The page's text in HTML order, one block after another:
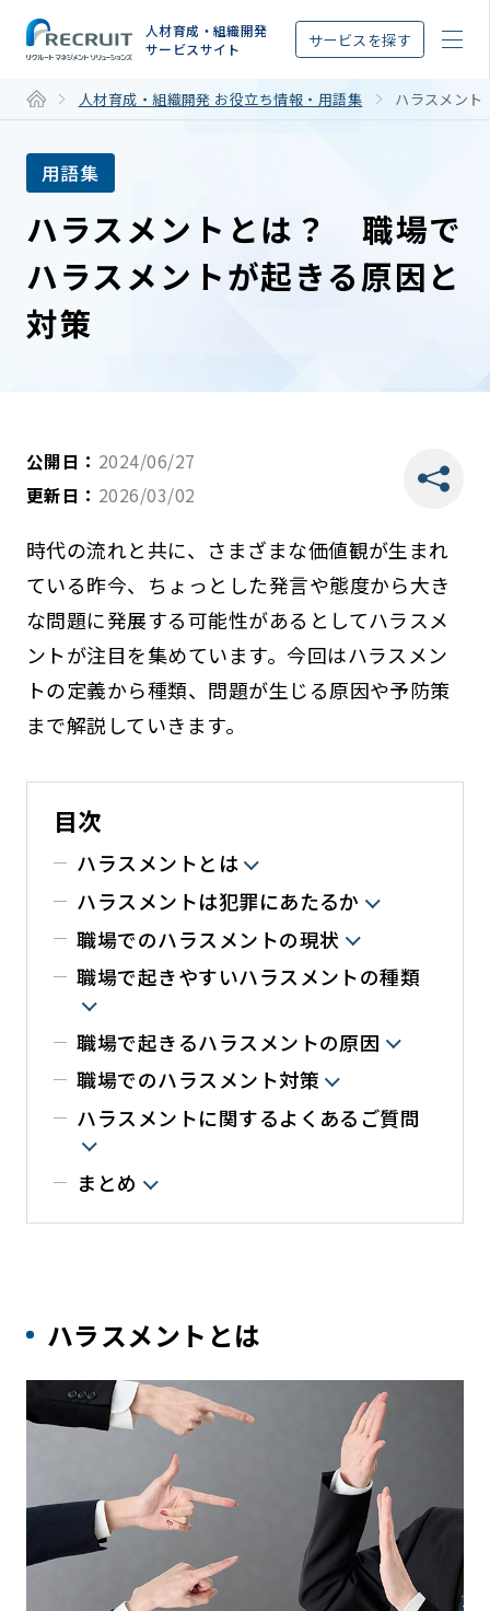
人材育成・組織開発
サービスサイト
サービスを探す
人材育成・組織開発 お役立ち情報・用語集 ハラスメント
用語集
ハラスメントとは？ 職場で
ハラスメントが起きる原因と
対策
公開日： 2024/06/27
更新日： 2026/03/02
時代の流れと共に、さまざまな価値観が生まれ
ている昨今、ちょっとした発言や態度から大き
な問題に発展する可能性があるとしてハラスメ
ントが注目を集めています。今回はハラスメン
トの定義から種類、問題が生じる原因や予防策
まで解説していきます。
目次
ハラスメントとは
ハラスメントは犯罪にあたるか
職場でのハラスメントの現状
職場で起きやすいハラスメントの種類
職場で起きるハラスメントの原因
職場でのハラスメント対策
ハラスメントに関するよくあるご質問
まとめ
ハラスメントとは